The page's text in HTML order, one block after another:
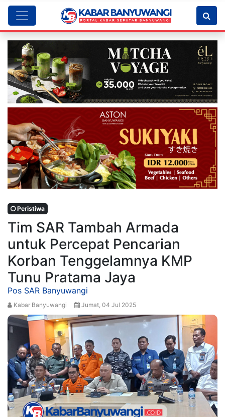
Peristiwa
Tim SAR Tambah Armada
untuk Percepat Pencarian
Korban Tenggelamnya KMP
Tunu Pratama Jaya
Pos SAR Banyuwangi
Kabar Banyuwangi Jumat, 04 Jul 2025